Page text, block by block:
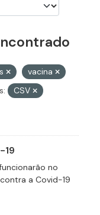
vacina
CSV
19
no
a Covid-19